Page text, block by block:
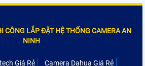
CÔNG LẮP ĐẶT HỆ THỐNG CAMERA AN
NINH
Giá Rẻ
Camera Dahua Giá Rẻ